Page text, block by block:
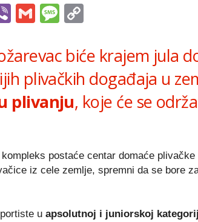
ViberGmailMessage
biće krajem jula
plivačkih događaja u
plivanju, koje će se
postaće centar domaće plivačke
iz cele zemlje, spremni da se bore
u apsolutnoj i juniorskoj